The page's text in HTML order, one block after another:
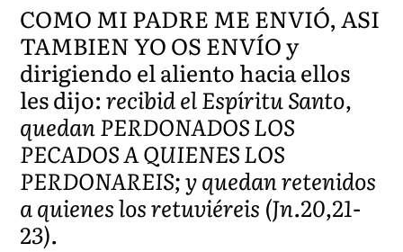
COMO MI PADRE ME ENVIÓ, ASI
TAMBIEN YO OS ENVÍO y
dirigiendo el aliento hacia ellos
les dijo:recibid el Espíritu Santo,
quedan PERDONADOS LOS
PECADOS A QUIENES LOS
PERDONAREIS; y quedan retenidos
a quienes los retuviéreis (Jn.20,21-
23).